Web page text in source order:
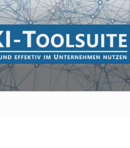
effektiv im Unternehmen